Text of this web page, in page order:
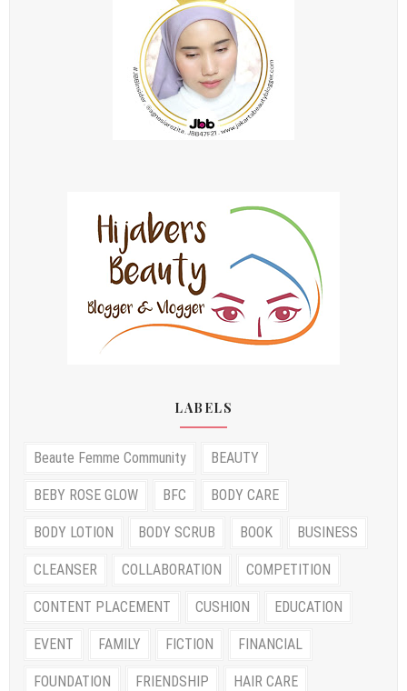
LABELS
Beaute Femme Community BEAUTY
BEBY ROSE GLOW BFC BODY CARE
BODY LOTION BODY SCRUB BOOK BUSINESS
CLEANSER COLLABORATION COMPETITION
CONTENT PLACEMENT CUSHION EDUCATION
EVENT FAMILY FICTION FINANCIAL
FOUNDATION FRIENDSHIP HAIR CARE